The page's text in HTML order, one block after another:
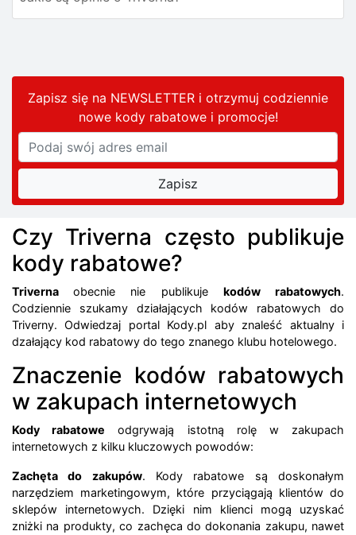
Zapisz się na NEWSLETTER i otrzymuj codziennie
nowe kody rabatowei promocje!
Czy Triverna często publikuje
kody rabatowe?
Trivernaobecnie nie publikuje kodów rabatowych.
Codziennie szukamy działających kodów rabatowych do
Triverny. Odwiedzaj portal Kody.pl aby znaleść aktualny i
dzałający kod rabatowy do tego znanego klubu hotelowego.
Znaczenie kodów rabatowych
w zakupach internetowych
Kody rabatowe odgrywają istotną rolę w zakupach
internetowych z kilku kluczowych powodów:
Zachęta do zakupów. Kody rabatowe są doskonałym
narzędziem marketingowym, które przyciągają klientów do
sklepów internetowych. Dzięki nim klienci mogą uzyskać
zniżki na produkty, co zachęca do dokonania zakupu, nawet